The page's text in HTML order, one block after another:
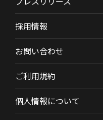
採用情報
お問い合わせ
ご利用規約
個人情報について